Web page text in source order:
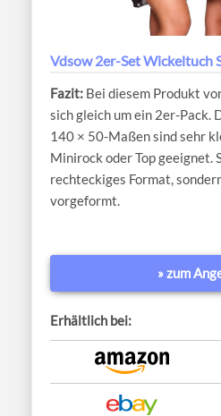
Vdsow 2er-Set Wickeltuch
Bei diesem Produkt
sich gleich um ein 2er-Pack.
140 × 50-Maßen sind sehr
Minirock oder Top geeignet.
rechteckiges Format,
vorgeformt.
» zum
Erhältlich bei: